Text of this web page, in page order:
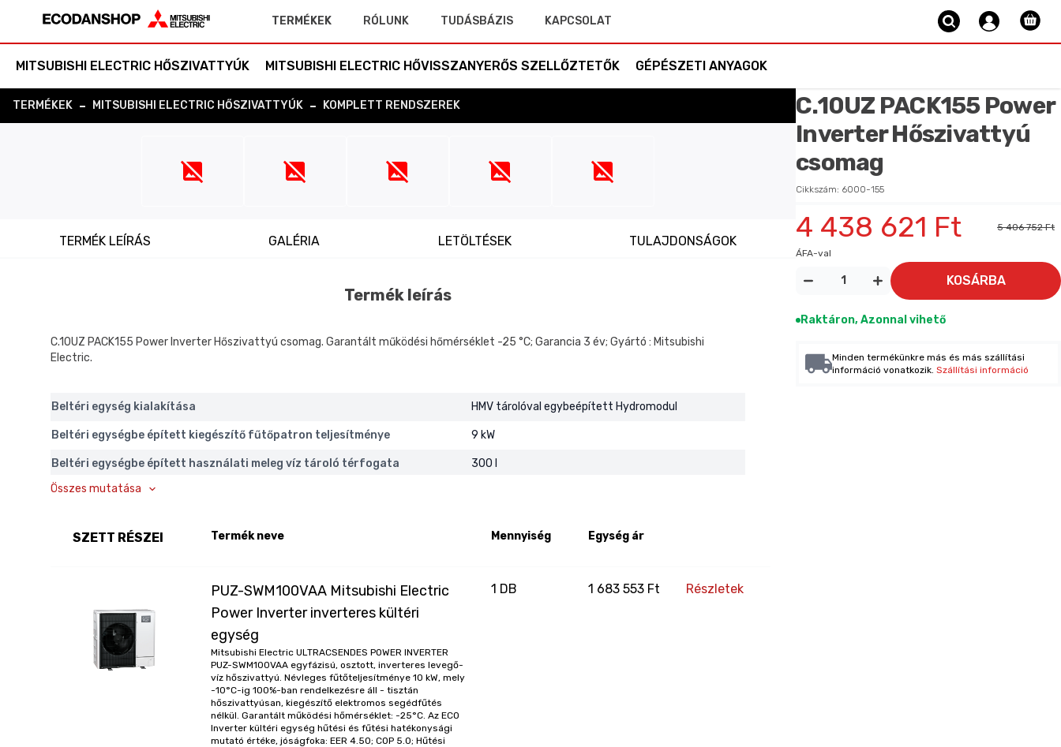
Vissza a főoldalra TERMÉKEK RÓLUNK TUDÁSBÁZIS KAPCSOLAT
MITSUBISHI ELECTRIC HŐSZIVATTYÚK MITSUBISHI ELECTRIC HŐVISSZANYERŐS SZELLŐZTETŐK GÉPÉSZETI ANYAGOK
TERMÉKEK - MITSUBISHI ELECTRIC HŐSZIVATTYÚK - KOMPLETT RENDSZEREK
TERMÉK LEÍRÁS GALÉRIA LETÖLTÉSEK TULAJDONSÁGOK
Termék leírás
C.10UZ PACK155 Power Inverter Hőszivattyú csomag. Garantált működési hőmérséklet -25 °C; Garancia 3 év; Gyártó : Mitsubishi
Electric.
Beltéri egység kialakítása HMV tárolóval egybeépített Hydromodul
Beltéri egységbe épített kiegészítő fűtőpatron teljesítménye 9 kW
Beltéri egységbe épített használati meleg víz tároló térfogata 300 l
Éjszakai csökkentett üzemmód
Hőszivattyú fűtési teljesítménye -15°C
Hőszivattyú hűtési teljesítménye
Hőszivattyú technológia
Hőszivattyús rendszer kialakítása
Összes mutatása
SZETT RÉSZEI Termék neve Mennyiség Egység ár
PUZ-SWM100VAA Mitsubishi Electric
Power Inverter inverteres kültéri
egység
Mitsubishi Electric ULTRACSENDES POWER INVERTER
PUZ-SWM100VAA egyfázisú, osztott, inverteres levegő-
víz hőszivattyú. Névleges fűtőteljesítménye 10 kW, mely
-10°C-ig 100%-ban rendelkezésre áll - tisztán
hőszivattyúsan, kiegészítő elektromos segédfűtés
nélkül. Garantált működési hőmérséklet: -25°C. Az ECO
Inverter kültéri egység hűtési és fűtési hatékonysági
mutató értéke, jóságfoka: EER 4.50; COP 5.0; Hűtési
1 DB 1 683 553 Ft Részletek
C.10UZ PACK155 Power
Inverter Hőszivattyú
csomag
Cikkszám: 6000-155
4 438 621 Ft 5 406 752 Ft
ÁFA-val
KOSÁRBA
Raktáron, Azonnal vihető
Minden termékünkre más és más szállítási
információ vonatkozik. Szállítási információ